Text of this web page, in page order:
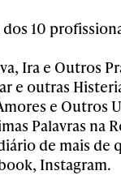
10
Ira e Outros
e outras
e Outros
Palavras na
de mais
Instagram.